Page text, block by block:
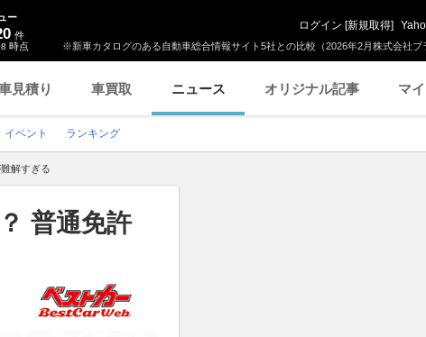
※新車カタログのある自動車総合情報サイト5社との比較（2026年2月株式会社プ
ー
件
時点
ログイン [新規取得]
見積り 車買取 ニュース オリジナル記事 マ
イベント ランキング
解すぎる
普通免許